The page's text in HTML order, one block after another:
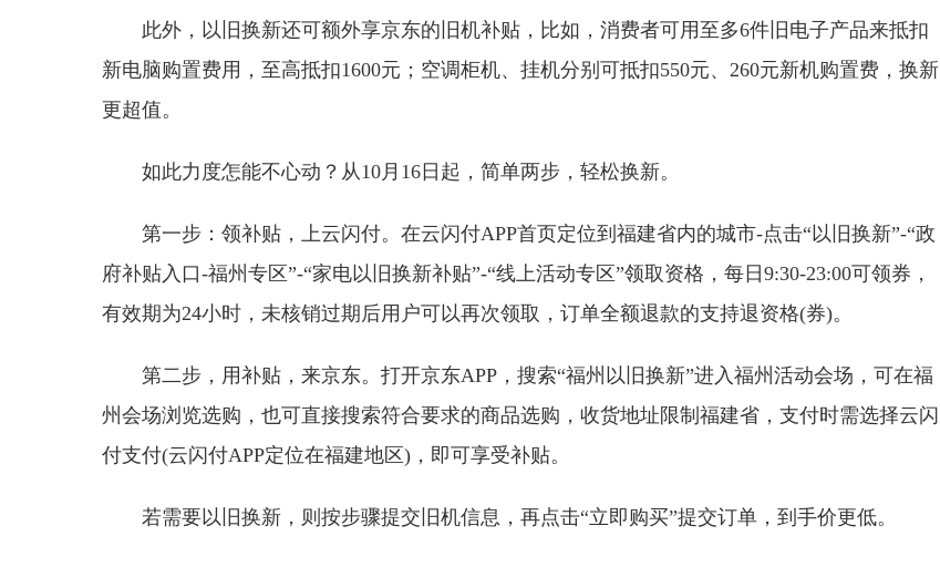
此外，以旧换新还可额外享京东的旧机补贴，比如，消费者可用至多6件旧电子产品来抵扣
新电脑购置费用，至高抵扣1600元；空调柜机、挂机分别可抵扣550元、260元新机购置费，换新
更超值。
如此力度怎能不心动？从10月16日起，简单两步，轻松换新。
第一步：领补贴，上云闪付。在云闪付APP首页定位到福建省内的城市-点击“以旧换新”-“政
府补贴入口-福州专区”-“家电以旧换新补贴”-“线上活动专区”领取资格，每日9:30-23:00可领券，
有效期为24小时，未核销过期后用户可以再次领取，订单全额退款的支持退资格(券)。
第二步，用补贴，来京东。打开京东APP，搜索“福州以旧换新”进入福州活动会场，可在福
州会场浏览选购，也可直接搜索符合要求的商品选购，收货地址限制福建省，支付时需选择云闪
付支付(云闪付APP定位在福建地区)，即可享受补贴。
若需要以旧换新，则按步骤提交旧机信息，再点击“立即购买”提交订单，到手价更低。